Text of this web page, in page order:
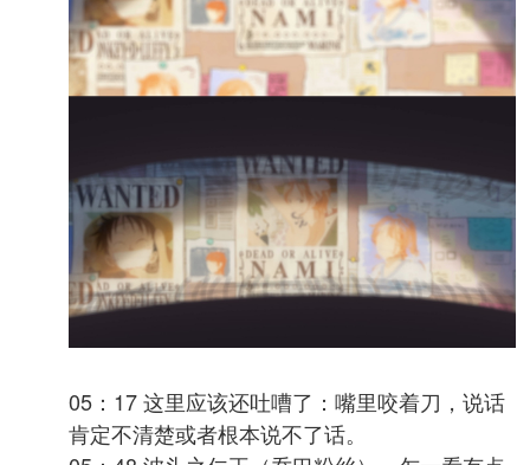
05：17 这里应该还吐嘈了：嘴里咬着刀，说话
肯定不清楚或者根本说不了话。